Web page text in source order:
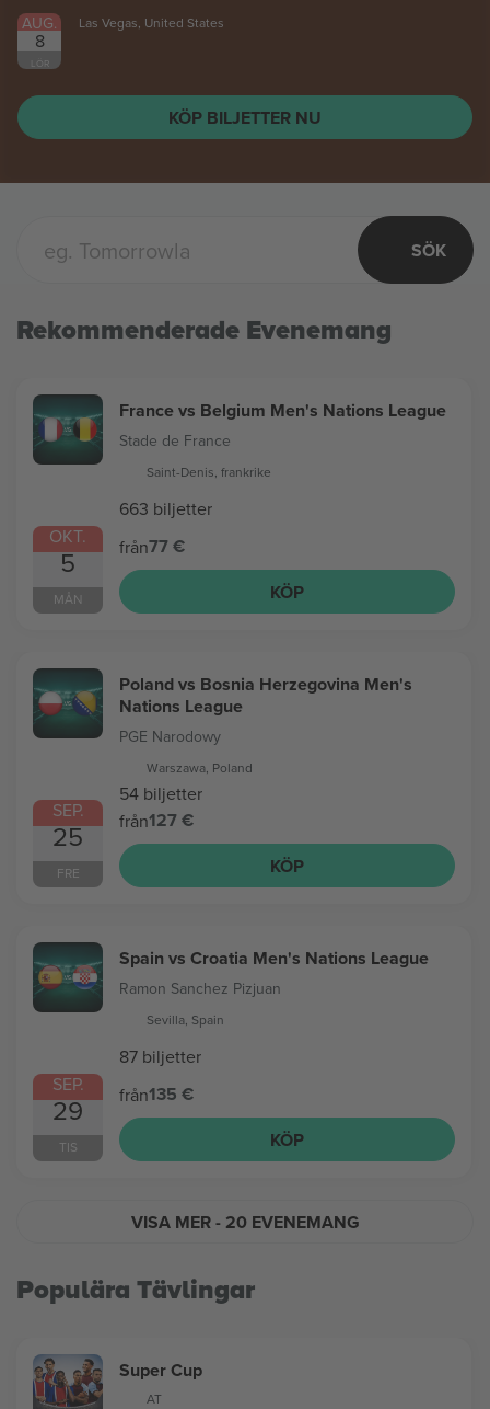
AUG.
8
LÖR
Las Vegas, United States
KÖP BILJETTER NU
SÖK
Rekommenderade Evenemang
OKT.
5
MÅN
France vs Belgium Men's Nations League
Stade de France
Saint-Denis, frankrike
663 biljetter
från77 €
KÖP
SEP.
25
FRE
Poland vs Bosnia Herzegovina Men's
Nations League
PGE Narodowy
Warszawa, Poland
54 biljetter
från127 €
KÖP
SEP.
29
TIS
Spain vs Croatia Men's Nations League
Ramon Sanchez Pizjuan
Sevilla, Spain
87 biljetter
från135 €
KÖP
VISA MER- 20 EVENEMANG
Populära Tävlingar
Super Cup
AT